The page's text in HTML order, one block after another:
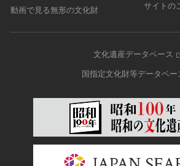
動画で見る無形の文化財 サイトの
文化遺産データベース
国指定文化財等データベー